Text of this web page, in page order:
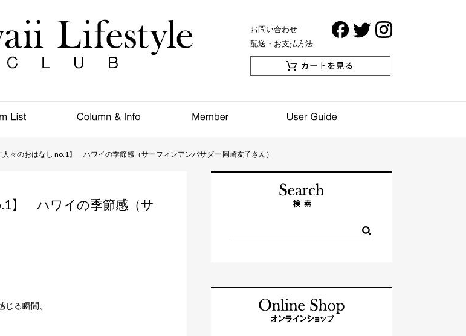
お問い合わせ
配送・お支払方法
人々のおはなし no.1】 ハワイの季節感（サーフィンアンバサダー 岡崎友子さん）
】 ハワイの季節感（サ
る瞬間、